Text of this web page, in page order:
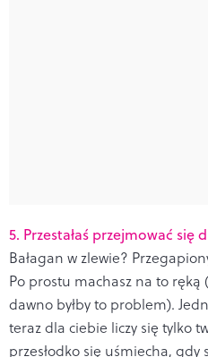
5. Przestałaś przejmować się
Bałagan w zlewie?
Po prostu machasz na to ręką
dawno byłby to problem).
teraz dla ciebie liczy się tylko
przesłodko się uśmiecha,